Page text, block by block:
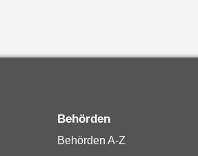
Behörden
Behörden A-Z